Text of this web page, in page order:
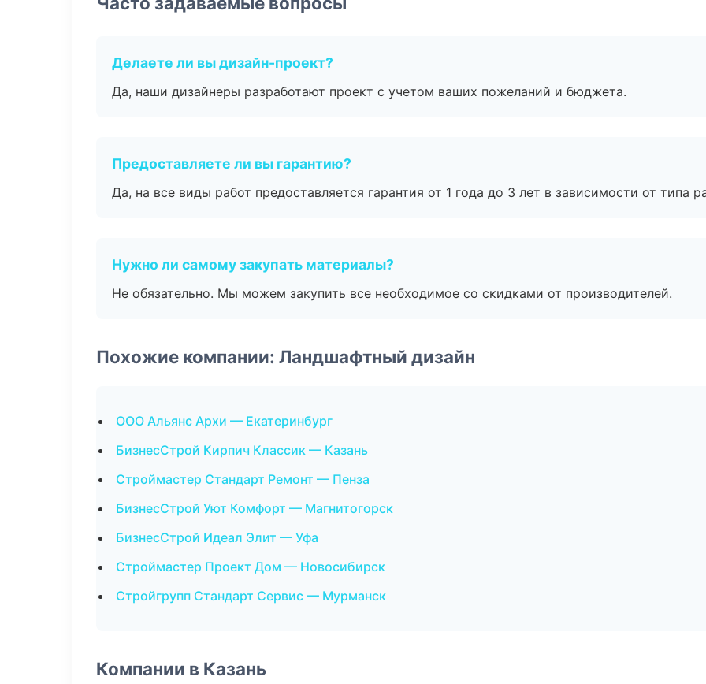
Делаете ли вы дизайн-проект?
Да, наши дизайнеры разработают проект с учетом ваших пожеланий и бюджета.
Предоставляете ли вы гарантию?
Да, на все виды работ предоставляется гарантия от 1 года до 3 лет в зависимости от типа
Нужно ли самому закупать материалы?
Не обязательно. Мы можем закупить все необходимое со скидками от производителей.
Похожие компании: Ландшафтный дизайн
ООО Альянс Архи — Екатеринбург
БизнесСтрой Кирпич Классик — Казань
Строймастер Стандарт Ремонт — Пенза
БизнесСтрой Уют Комфорт — Магнитогорск
БизнесСтрой Идеал Элит — Уфа
Строймастер Проект Дом — Новосибирск
Стройгрупп Стандарт Сервис — Мурманск
Компании в Казань